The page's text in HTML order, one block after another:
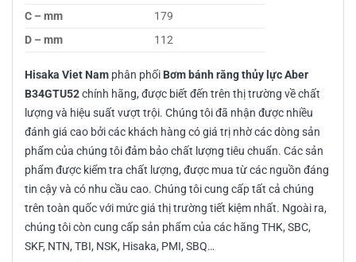
C – mm
179
D – mm
112
Hisaka Viet Nam phân phối Bơm bánh răng thủy lực Aber
B34GTU52chính hãng, được biết đến trên thị trường về chất
lượng và hiệu suất vượt trội. Chúng tôi đã nhận được nhiều
đánh giá cao bởi các khách hàng có giá trị nhờ các dòng sản
phẩm của chúng tôi đảm bảo chất lượng tiêu chuẩn. Các sản
phẩm được kiểm tra chất lượng, được mua từ các nguồn đáng
tin cậy và có nhu cầu cao. Chúng tôi cung cấp tất cả chúng
trên toàn quốc với mức giá thị trường tiết kiệm nhất. Ngoài ra,
chúng tôi còn cung cấp sản phẩm của các hãng THK, SBC,
SKF, NTN, TBI, NSK, Hisaka, PMI, SBQ…